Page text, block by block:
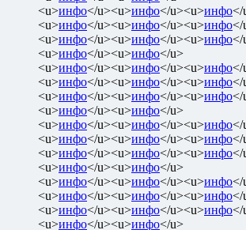
<u>инфо</u><u>инфо</u><u>инфо</
<u>инфо</u><u>инфо</u><u>инфо</
<u>инфо</u><u>инфо</u><u>инфо</
<u>инфо</u><u>инфо</u>
<u>инфо</u><u>инфо</u><u>инфо</
<u>инфо</u><u>инфо</u><u>инфо</
<u>инфо</u><u>инфо</u><u>инфо</
<u>инфо</u><u>инфо</u>
<u>инфо</u><u>инфо</u><u>инфо</
<u>инфо</u><u>инфо</u><u>инфо</
<u>инфо</u><u>инфо</u><u>инфо</
<u>инфо</u><u>инфо</u>
<u>инфо</u><u>инфо</u><u>инфо</
<u>инфо</u><u>инфо</u><u>инфо</
<u>инфо</u><u>инфо</u><u>инфо</
<u>инфо</u><u>инфо</u>